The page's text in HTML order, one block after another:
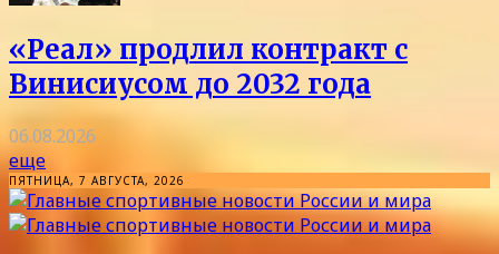
«Реал» продлил контракт с
Винисиусом до 2032 года
06.08.2026
еще
ПЯТНИЦА, 7 АВГУСТА, 2026